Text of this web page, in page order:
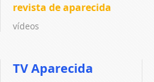
revista de aparecida
vídeos
TV Aparecida